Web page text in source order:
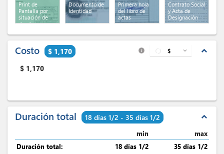
Print de
Pantalla por
situación de
deuda
Documento de
Identidad
Primera hoja
del libro de
actas
Contrato Social
y Acta de
Designación
Costo $ 1,170 expand_less
info $ expand_more
$ 1,170
Duración total 18 días 1/2 - 35 días 1/2 expand_less
min
max
Duración total:
18 días 1/2
35 días 1/2